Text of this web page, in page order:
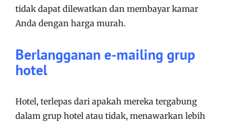
tidak dapat dilewatkan dan membayar kamar
Anda dengan harga murah.
Berlangganan e-mailing grup
hotel
Hotel, terlepas dari apakah mereka tergabung
dalam grup hotel atau tidak, menawarkan lebih